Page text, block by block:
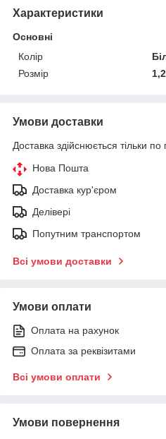
Характеристики
Основні
Колір
Розмір
Умови доставки
Доставка здійснюється тільки по
Нова Пошта
Доставка кур'єром
Делівері
Попутним транспортом
Всі умови доставки
Умови оплати
Оплата на рахунок
Оплата за реквізитами
Всі умови оплати
Умови повернення